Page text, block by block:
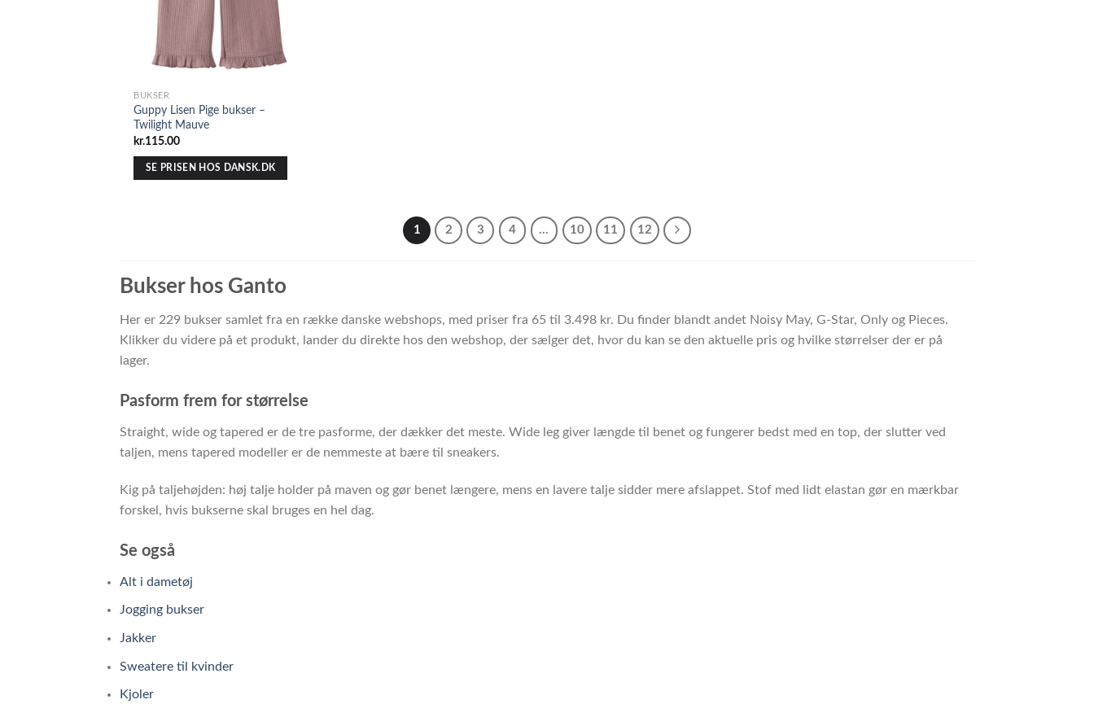
BUKSER
Guppy Lisen Pige bukser –
Twilight Mauve
kr.115.00
SE PRISEN HOS DANSK.DK
1 2 3 4 … 10 11 12
Bukser hos Ganto
Her er 229 bukser samlet fra en række danske webshops, med priser fra 65 til 3.498 kr. Du finder blandt andet Noisy May, G-Star, Only og Pieces.
Klikker du videre på et produkt, lander du direkte hos den webshop, der sælger det, hvor du kan se den aktuelle pris og hvilke størrelser der er på
lager.
Pasform frem for størrelse
Straight, wide og tapered er de tre pasforme, der dækker det meste. Wide leg giver længde til benet og fungerer bedst med en top, der slutter ved
taljen, mens tapered modeller er de nemmeste at bære til sneakers.
Kig på taljehøjden: høj talje holder på maven og gør benet længere, mens en lavere talje sidder mere afslappet. Stof med lidt elastan gør en mærkbar
forskel, hvis bukserne skal bruges en hel dag.
Se også
Alt i dametøj
Jogging bukser
Jakker
Sweatere til kvinder
Kjoler